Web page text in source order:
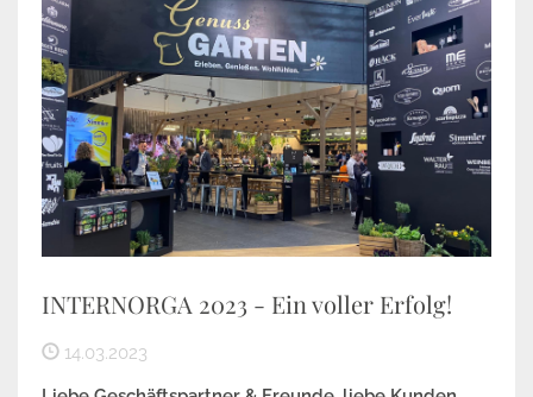
INTERNORGA 2023 - Ein voller Erfolg!
14.03.2023